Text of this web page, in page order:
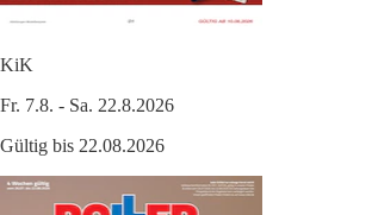
KiK
Fr. 7.8. - Sa. 22.8.2026
Gültig bis 22.08.2026